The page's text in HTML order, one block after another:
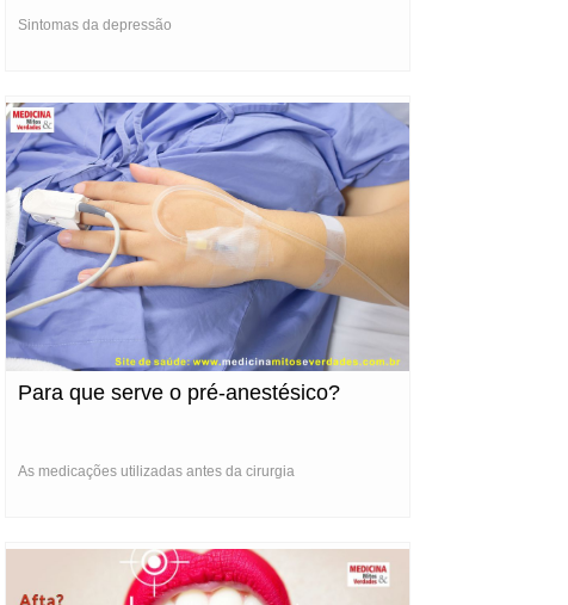
Sintomas da depressão
Para que serve o pré-anestésico?
As medicações utilizadas antes da cirurgia